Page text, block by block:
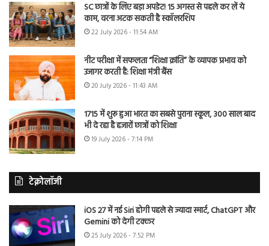
SC छात्रों के लिए बड़ा अपडेट! 15 अगस्त से पहले कर लें ये
काम, वरना अटक सकती है स्कॉलरशिप
22 July 2026 - 11:54 AM
नीट परीक्षा में सफलता “शिक्षा क्रांति” के व्यापक प्रभाव को
उजागर करती है: शिक्षा मंत्री बैंस
20 July 2026 - 11:43 AM
1715 में शुरू हुआ भारत का सबसे पुराना स्कूल, 300 साल बाद
भी दे रहा है हजारों छात्रों को शिक्षा
19 July 2026 - 7:14 PM
टेक्नोलॉजी
iOS 27 में नई Siri होगी पहले से ज्यादा स्मार्ट, ChatGPT और
Gemini को देगी टक्कर
25 July 2026 - 7:52 PM